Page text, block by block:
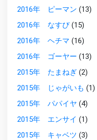
2016年 ピーマン (13)
2016年 なすび(15)
2016年 ヘチマ (16)
2016年 ゴーヤー (13)
2015年 たまねぎ (2)
2015年 じゃがいも (1)
2015年 パパイヤ (4)
2015年 エンサイ (1)
2015年 キャベツ (3)